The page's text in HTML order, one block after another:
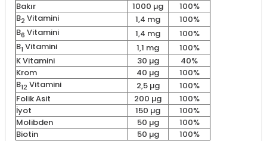
Bakır
1000 µg
100%
B2 Vitamini 1,4 mg
100%
B6 Vitamini 1,4 mg
100%
B1 Vitamini 1,1 mg
100%
K Vitamini
30 µg
40%
Krom
40 µg
100%
B12 Vitamini 2,5 µg
100%
Folik Asit
200 µg
100%
İyot
150 µg
100%
Molibden
50 µg
100%
Biotin
50 µg 100%